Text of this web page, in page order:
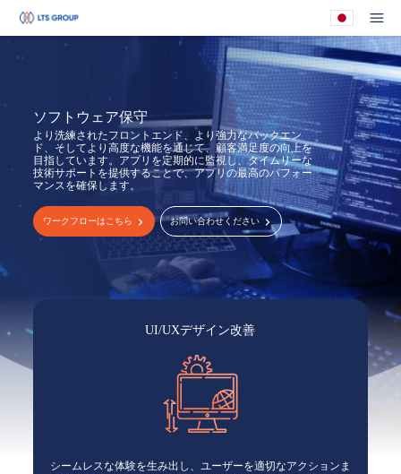
メ
あなたの会社
ソフトウェア保守
より洗練されたフロントエンド、より強力なバックエン
ド、そしてより高度な機能を通じて、顧客満足度の向上を
目指しています。アプリを定期的に監視し、タイムリーな
技術サポートを提供することで、アプリの最高のパフォー
マンスを確保します。
ワークフローはこちら お問い合わせください
UI/UXデザイン改善
シームレスな体験を生み出し、ユーザーを適切なアクションま